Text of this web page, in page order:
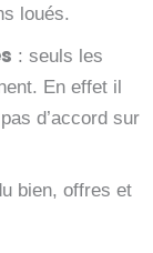
loués.
: seuls les
En effet il
d’accord sur
bien, offres et